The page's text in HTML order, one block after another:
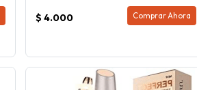
$ 4.000 Comprar Ahora